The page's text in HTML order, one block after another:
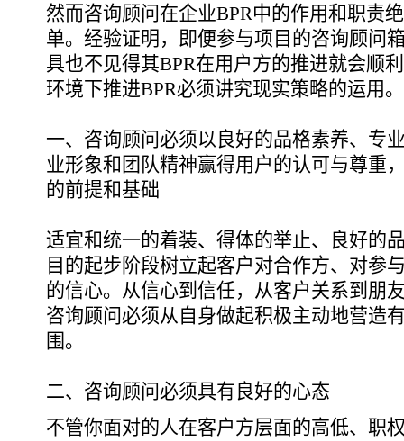
然而咨询顾问在企业BPR中的作用和职责
单。经验证明，即便参与项目的咨询顾问
具也不见得其BPR在用户方的推进就会顺
环境下推进BPR必须讲究现实策略的运用。
一、咨询顾问必须以良好的品格素养、专
业形象和团队精神赢得用户的认可与尊重
的前提和基础
适宜和统一的着装、得体的举止、良好的
目的起步阶段树立起客户对合作方、对参
的信心。从信心到信任，从客户关系到朋
咨询顾问必须从自身做起积极主动地营造
围。
二、咨询顾问必须具有良好的心态
不管你面对的人在客户方层面的高低、职